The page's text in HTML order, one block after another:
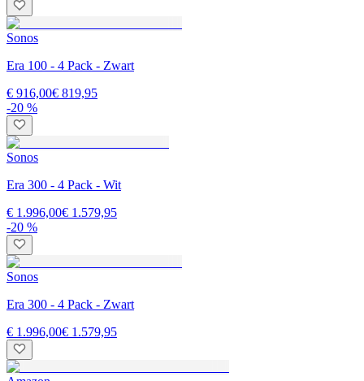
Sonos
Era 100 - 4 Pack - Zwart
€ 916,00€ 819,95
-20 %
Sonos
Era 300 - 4 Pack - Wit
€ 1.996,00€ 1.579,95
-20 %
Sonos
Era 300 - 4 Pack - Zwart
€ 1.996,00€ 1.579,95